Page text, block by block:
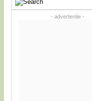
- advertentie -